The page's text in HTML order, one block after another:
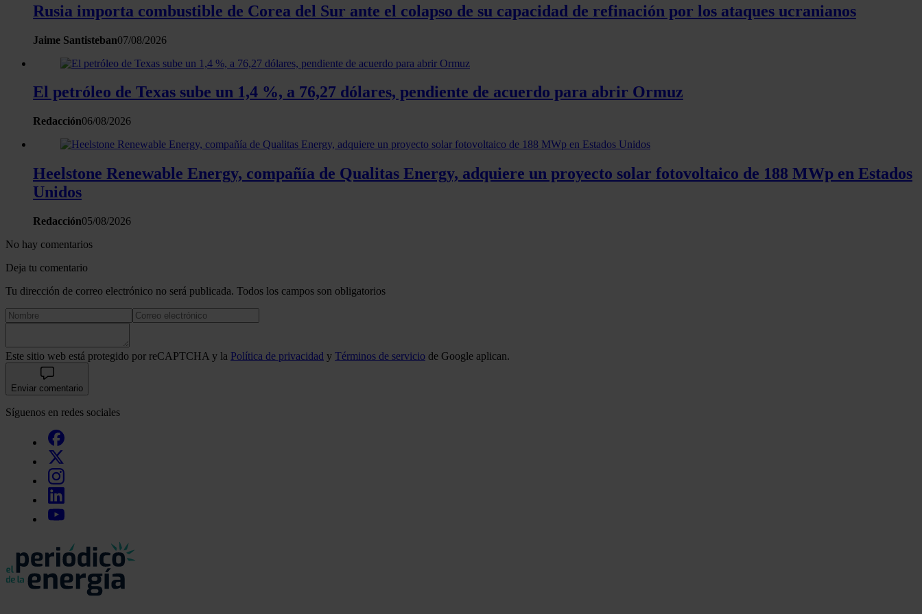
Rusia importa combustible de Corea del Sur ante el colapso de su capacidad de refinación por los ataques ucranianos
Jaime Santisteban07/08/2026
El petróleo de Texas sube un 1,4 %, a 76,27 dólares, pendiente de acuerdo para abrir Ormuz
Redacción06/08/2026
Heelstone Renewable Energy, compañía de Qualitas Energy, adquiere un proyecto solar fotovoltaico de 188 MWp en Estados
Unidos
Redacción05/08/2026
No hay comentarios
Deja tu comentario
Tu dirección de correo electrónico no será publicada. Todos los campos son obligatorios
Este sitio web está protegido por reCAPTCHA y la Política de privacidad y Términos de servicio de Google aplican.
Enviar comentario
Síguenos en redes sociales